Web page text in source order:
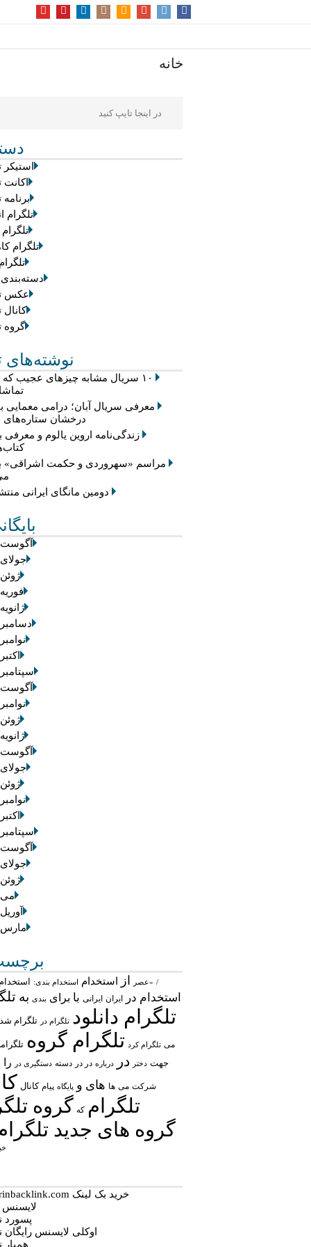
خانه
استیکر
اکانت
برنامه
تلگرام
تلگرام
تلگرام
عکس
کانال
گروه
نوشته‌های
۱۰ سریال مشابه چیزهای عجیب
معرفی سریال آبان؛ درامی معمایی
درخشان ستاره‌های
زندگی‌نامه اروین یالوم و معرفی
مراسم «سهروردی و حکمت اشراقی»
دومین مانگای ایرانی
آگوست 2026
جولای 2026
ژوئن 2026
فوریه 2026
ژانویه 2026
دسامبر 2025
نوامبر 2025
اکتبر 2025
سپتامبر 2025
آگوست 2025
نوامبر 2020
ژوئن 2020
ژانویه 2020
آگوست 2019
جولای 2019
ژوئن 2019
نوامبر 2016
اکتبر 2016
سپتامبر 2016
آگوست 2016
جولای 2016
ژوئن 2016
می 2016
آوریل 2016
مارس 2016
/ «عصر از استخدام استخدام بندی:
استخدام در ایران ایرانی با برای بندی به
تلگرام دانلود تلگرام در تلگرام شد
می تلگرام کرد تلگرام گروه
جهت دختر در درباره در در دسته دستگیری در را
شرکت می ها های و پایگاه پیام کانال
تلگرام که گروه
گروه های جدید
خرید بک لینک behtarinbacklink.com
لایسنس
پسورد
اوکلی لایسنس رایگان
همیار